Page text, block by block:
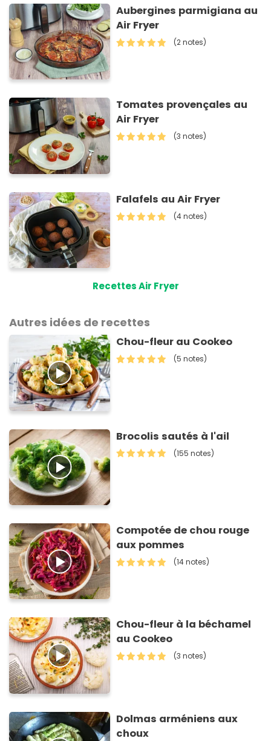
Aubergines parmigiana au
Air Fryer
(2 notes)
Tomates provençales au
Air Fryer
(3 notes)
Falafels au Air Fryer
(4 notes)
Recettes Air Fryer
Autres idées de recettes
Chou-fleur au Cookeo
(5 notes)
Brocolis sautés à l'ail
(155 notes)
Compotée de chou rouge
aux pommes
(14 notes)
Chou-fleur à la béchamel
au Cookeo
(3 notes)
Dolmas arméniens aux
choux